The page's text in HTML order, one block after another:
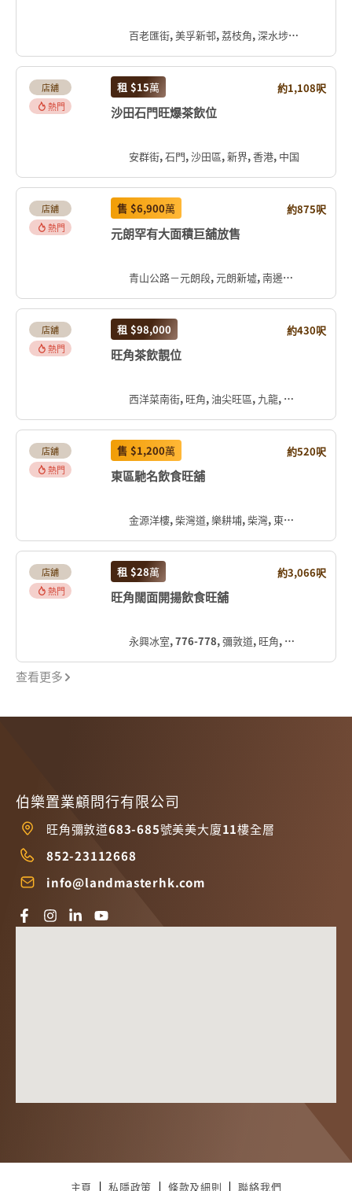
查看更多
百老匯街, 美孚新邨, 荔枝角, 深水埗區, 九龍, 香港, 中国
店舖
熱門
租 $15萬 約1,108呎
沙田石門旺爆茶飲位
安群街, 石門, 沙田區, 新界, 香港, 中国
店舖
熱門
售 $6,900萬 約875呎
元朗罕有大面積巨舖放售
青山公路－元朗段, 元朗新墟, 南邊圍, 元朗區, 新界, 香港, 中国
店舖
熱門
租 $98,000 約430呎
旺角茶飲靚位
西洋菜南街, 旺角, 油尖旺區, 九龍, 香港, 中国
店舖
熱門
售 $1,200萬 約520呎
東區馳名飲食旺舖
金源洋樓, 柴灣道, 樂耕埔, 柴灣, 東區, 香港島, 香港, 中国
店舖
熱門
租 $28萬 約3,066呎
旺角闊面開揚飲食旺舖
永興冰室, 776-778, 彌敦道, 旺角, 油尖旺區, 九龍, 香港, 中国
伯樂置業顧問行有限公司
旺角彌敦道683-685號美美大廈11樓全層
852-23112668
info@landmasterhk.com
主頁 私隱政策 條款及細則 聯絡我們